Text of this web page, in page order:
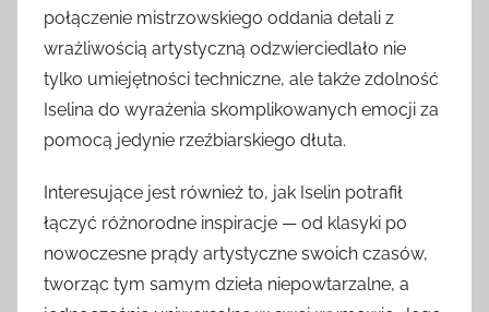
połączenie mistrzowskiego oddania detali z
wrażliwością artystyczną odzwierciedlało nie
tylko umiejętności techniczne, ale także zdolność
Iselina do wyrażenia skomplikowanych emocji za
pomocą jedynie rzeźbiarskiego dłuta.
Interesujące jest również to, jak Iselin potrafił
łączyć różnorodne inspiracje — od klasyki po
nowoczesne prądy artystyczne swoich czasów,
tworząc tym samym dzieła niepowtarzalne, a